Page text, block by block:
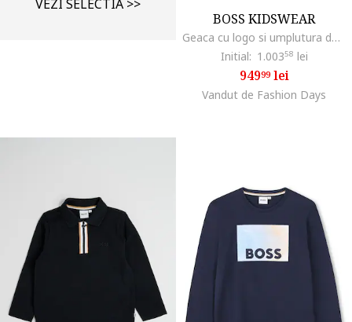
VEZI SELECTIA >>
BOSS KIDSWEAR
Geaca cu logo si umplutura de puf, Rosu/Negru
Initial: 1.00358 lei
94999lei
Vandut de Fashion Days